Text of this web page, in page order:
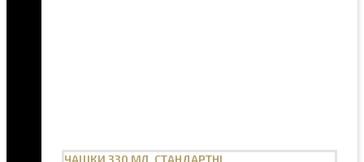
ЧАШКИ 330 МЛ. СТАНДАРТНІ